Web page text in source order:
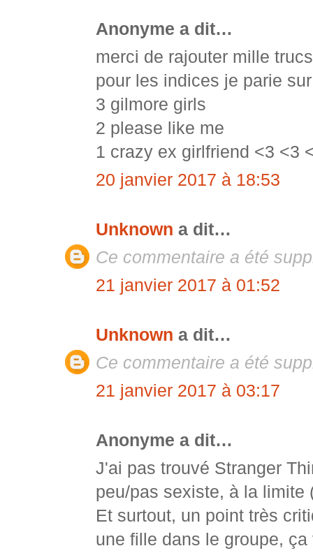
Anonyme a dit…
merci de rajouter mille
pour les indices je parie
3 gilmore girls
2 please like me
1 crazy ex girlfriend <3 <3
20 janvier 2017 à 18:53
Unknown a dit…
Ce commentaire a été
21 janvier 2017 à 01:52
Unknown a dit…
Ce commentaire a été
21 janvier 2017 à 03:17
Anonyme a dit…
J'ai pas trouvé Stranger
peu/pas sexiste, à la limite
Et surtout, un point très
une fille dans le groupe,